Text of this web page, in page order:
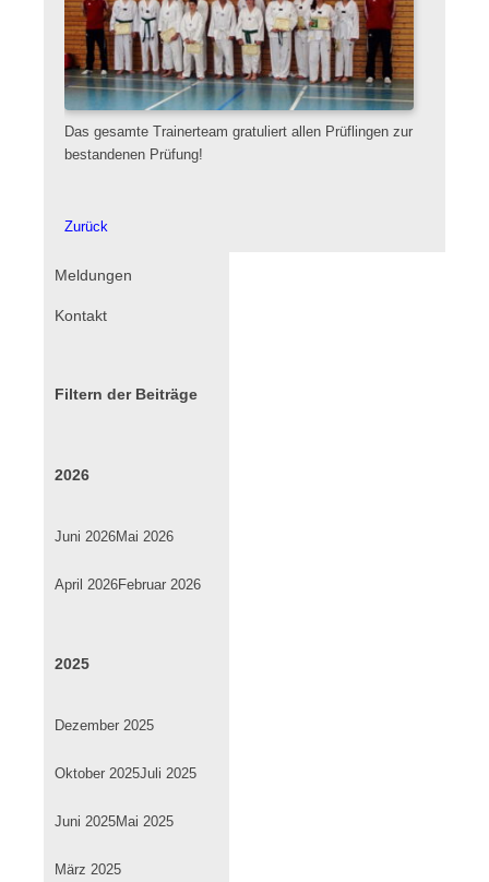
Das gesamte Trainerteam gratuliert allen Prüflingen zur
bestandenen Prüfung!
Zurück
Navigation
Meldungen
Kontakt
Filtern der Beiträge
2026
Juni 2026Mai 2026
April 2026Februar 2026
2025
Dezember 2025
Oktober 2025Juli 2025
Juni 2025Mai 2025
März 2025